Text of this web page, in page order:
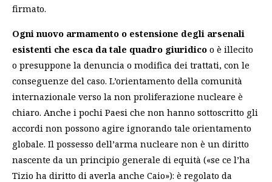
firmato.
Ogni nuovo armamento o estensione degli arsenali
esistenti che esca da tale quadro giuridico o è illecito
o presuppone la denuncia o modifica dei trattati, con le
conseguenze del caso. L’orientamento della comunità
internazionale verso la non proliferazione nucleare è
chiaro. Anche i pochi Paesi che non hanno sottoscritto gli
accordi non possono agire ignorando tale orientamento
globale. Il possesso dell’arma nucleare non è un diritto
nascente da un principio generale di equità («se ce l’ha
Tizio ha diritto di averla anche Caio»): è regolato da